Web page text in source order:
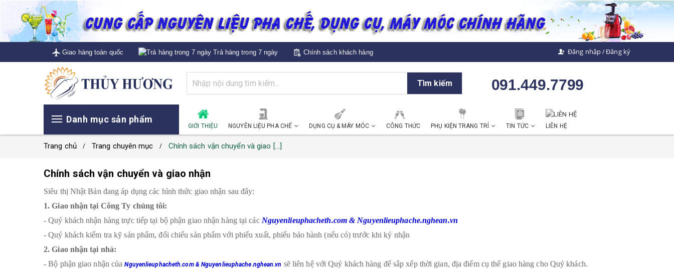
Giao hàng toàn quốc Trả hàng trong 7 ngày Chính sách khách hàng Đăng nhập/Đăng ký
Tìm kiếm 091.449.7799
Danh mục sản phẩm
GIỚI THIỆU NGUYÊN LIỆU PHA CHẾ DỤNG CỤ & MÁY MÓC CÔNG THỨC PHỤ KIỆN TRANG TRÍ TIN TỨC LIÊN HỆ
Trang chủ Trang chuyên mục Chính sách vận chuyển và giao [...]
Chính sách vận chuyển và giao nhận
Siêu thị Nhật Bản đang áp dụng các hình thức giao nhận sau đây:
1. Giao nhận tại Công Ty chúng tôi:
- Quý khách nhận hàng trực tiếp tại bộ phận giao nhận hàng tại các Nguyenlieuphacheth.com & Nguyenlieuphache.nghean.vn
- Quý khách kiểm tra kỹ sản phẩm, đối chiếu sản phẩm với phiếu xuất, phiếu bảo hành (nếu có) trước khi ký nhận
2. Giao nhận tại nhà:
- Bộ phận giao nhận củaNguyenlieuphacheth.com & Nguyenlieuphache.nghean.vn sẽ liên hệ với Quý khách hàng để sắp xếp thời gian, địa điểm cụ thể giao hàng cho Quý khách.